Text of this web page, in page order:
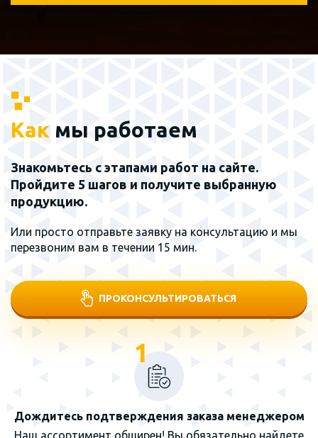
Как мы работаем
Знакомьтесь с этапами работ на сайте.
Пройдите 5 шагов и получите выбранную
продукцию.
Или просто отправьте заявку на консультацию и мы
перезвоним вам в течении 15 мин.
ПРОКОНСУЛЬТИРОВАТЬСЯ
1
Дождитесь подтверждения заказа менеджером
Наш ассортимент обширен! Вы обязательно найдете